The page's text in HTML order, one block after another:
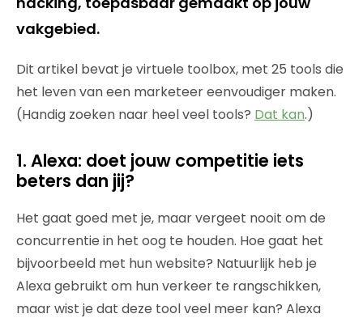
vakgebied.
Dit artikel bevat je virtuele toolbox, met 25 tools die
het leven van een marketeer eenvoudiger maken.
(Handig zoeken naar heel veel tools? Dat kan.)
1. Alexa: doet jouw competitie iets
beters dan jij?
Het gaat goed met je, maar vergeet nooit om de
concurrentie in het oog te houden. Hoe gaat het
bijvoorbeeld met hun website? Natuurlijk heb je
Alexa gebruikt om hun verkeer te rangschikken,
maar wist je dat deze tool veel meer kan? Alexa